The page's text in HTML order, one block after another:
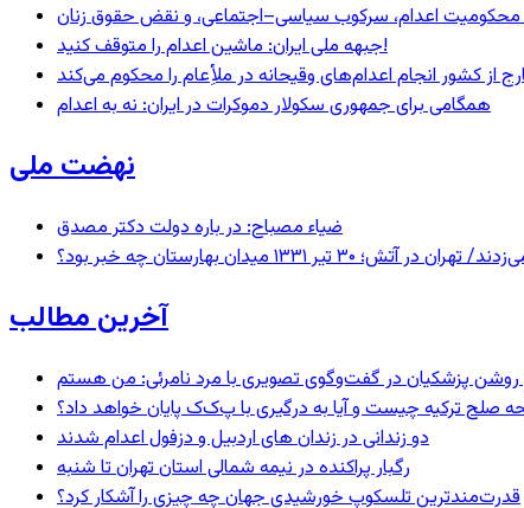
محکومیت اعدام، سرکوب سیاسی–اجتماعی، و نقض حقوق زنان
جبهه ملی ایران: ماشین اعدام را متوقف کنید!
از کشور انجام اعدام‌های وقیحانه در ملأِعام را محکوم می‌کند
همگامی برای جمهوری سکولار دموکرات در ایران: نه به اعدام
نهضت ملی
ضیاء مصباح: در باره دولت دکتر مصدق
میدان بهارستان چه خبر بود؟
آخرین مطالب
صلح ترکیه چیست و آیا به درگیری با پ‌ک‌ک پایان خواهد داد؟
دو زندانی در زندان های اردبیل و دزفول اعدام شدند
رگبار پراکنده در نیمه شمالی استان تهران تا شنبه
قدرت‌مندترین تلسکوپ خورشیدی جهان چه چیزی را آشکار کرد؟